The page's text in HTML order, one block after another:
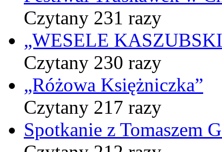
Czytany 231 razy
„WESELE
Czytany 230 razy
„Różowa Księżniczka”
Czytany 217 razy
Spotkanie z Tomaszem